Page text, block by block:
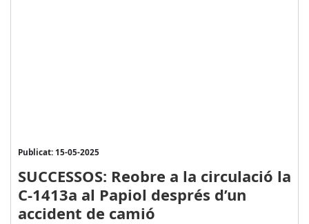
Publicat: 15-05-2025
SUCCESSOS: Reobre a la circulació la
C-1413a al Papiol després d’un
accident de camió